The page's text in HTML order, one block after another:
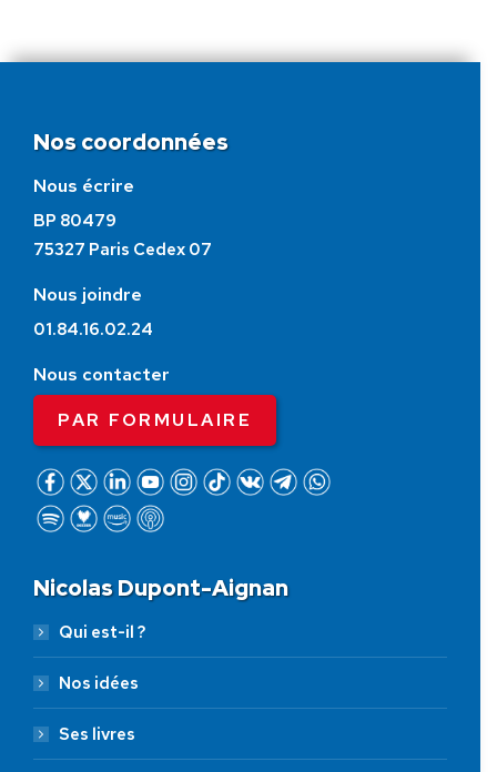
Nos coordonnées
Nous écrire
BP 80479
75327 Paris Cedex 07
Nous joindre
01.84.16.02.24
Nous contacter
PAR FORMULAIRE
Nicolas Dupont-Aignan
Qui est-il ?
Nos idées
Ses livres